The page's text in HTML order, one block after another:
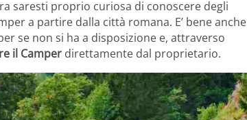
saresti proprio curiosa di conoscere degli
a partire dalla città romana. E’ bene anche
se non si ha a disposizione e, attraverso
il Camper direttamente dal proprietario.